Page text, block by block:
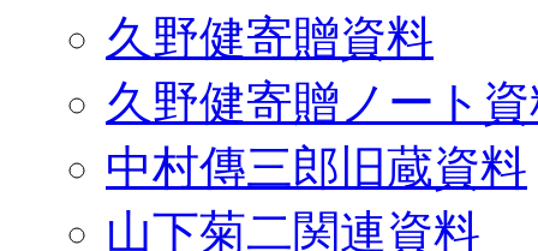
久野健寄贈資料
久野健寄贈ノート
中村傳三郎旧蔵資料
山下菊二関連資料